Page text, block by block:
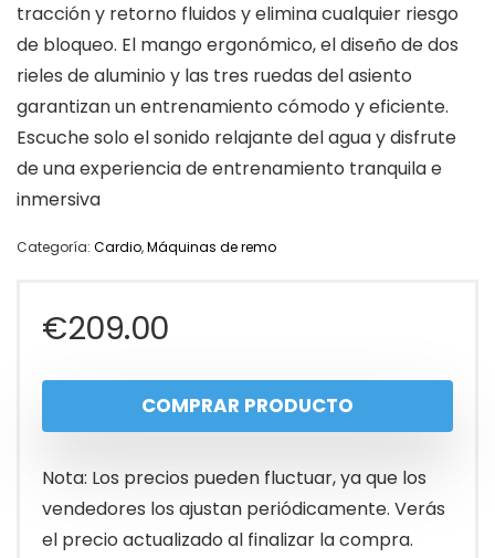
tracción y retorno fluidos y elimina cualquier riesgo
de bloqueo. El mango ergonómico, el diseño de dos
rieles de aluminio y las tres ruedas del asiento
garantizan un entrenamiento cómodo y eficiente.
Escuche solo el sonido relajante del agua y disfrute
de una experiencia de entrenamiento tranquila e
inmersiva
Categoría: Cardio,Máquinas de remo
€209.00
COMPRAR PRODUCTO
Nota: Los precios pueden fluctuar, ya que los
vendedores los ajustan periódicamente. Verás
el precio actualizado al finalizar la compra.